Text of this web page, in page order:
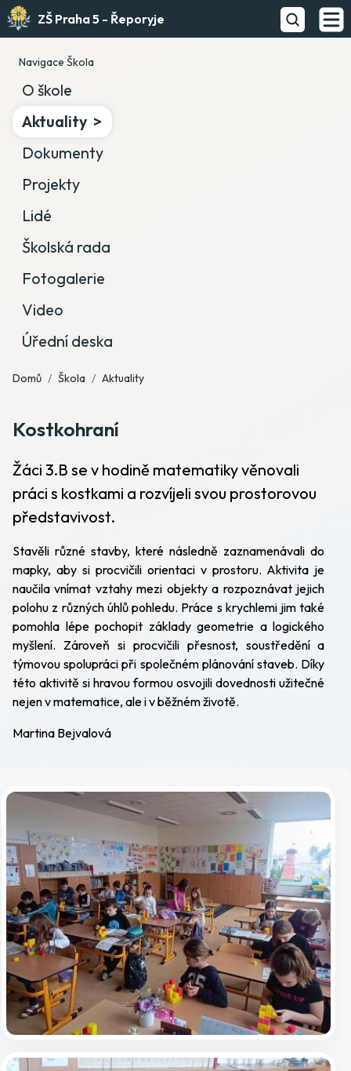
ZŠ Praha 5 - Řeporyje
Navigace Škola
O škole
Aktuality
Dokumenty
Projekty
Lidé
Školská rada
Fotogalerie
Video
Úřední deska
Domů Škola Aktuality
Kostkohraní
Žáci 3.B se v hodině matematiky věnovali
práci s kostkami a rozvíjeli svou prostorovou
představivost.
Stavěli různé stavby, které následně zaznamenávali do
mapky, aby si procvičili orientaci v prostoru. Aktivita je
naučila vnímat vztahy mezi objekty a rozpoznávat jejich
polohu z různých úhlů pohledu. Práce s krychlemi jim také
pomohla lépe pochopit základy geometrie a logického
myšlení. Zároveň si procvičili přesnost, soustředění a
týmovou spolupráci při společném plánování staveb. Díky
této aktivitě si hravou formou osvojili dovednosti užitečné
nejen v matematice, ale i v běžném životě.
Martina Bejvalová